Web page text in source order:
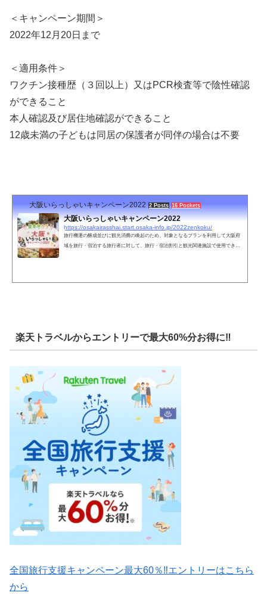
＜キャンペーン期間＞
2022年12月20日まで
＜適用条件＞
ワクチン接種歴（３回以上）又はPCR検査等で陰性確認
ができること
本人確認及び居住地確認ができること
12歳未満の子どもは同居の保護者が同伴の場合は不要
大阪いらっしゃいキャンペーン2022 2 Posts 16 Pockets
大阪いらっしゃいキャンペーン2022
https://osakairasshai.start.osaka-info.jp/2022zenkoku/
旅行機運の醸成並びに観光消費の喚起のため、対象となるプランを利用して大阪府
域を旅行・宿泊する旅行者に対して、旅行・宿泊割引と観光関連施設で使用できる
楽天トラベルからエントリーで最大60%分お得に‼
全国旅行支援キャンペーン最大60％‼エントリーはこちら
から